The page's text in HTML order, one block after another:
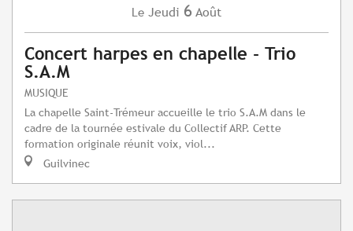
Le Jeudi 6 Août
Concert harpes en chapelle - Trio
S.A.M
MUSIQUE
La chapelle Saint-Trémeur accueille le trio S.A.M dans le
cadre de la tournée estivale du Collectif ARP. Cette
formation originale réunit voix, viol...
Guilvinec